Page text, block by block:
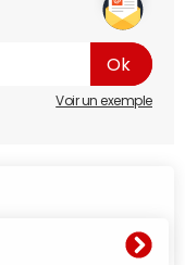
Voir un exemple